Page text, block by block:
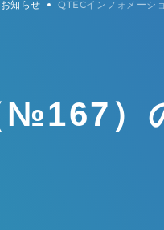
動ガイドラ
ト
規格・規制
お知らせ QTECインフォメーシ
№167）